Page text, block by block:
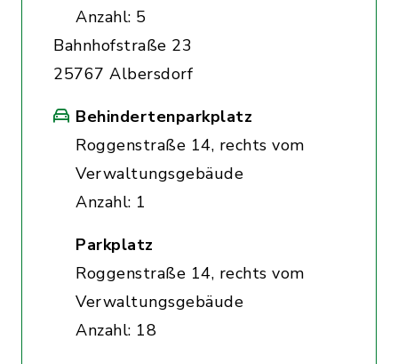
Anzahl: 5
Bahnhofstraße 23
25767 Albersdorf
Behindertenparkplatz
Roggenstraße 14, rechts vom
Verwaltungsgebäude
Anzahl: 1
Parkplatz
Roggenstraße 14, rechts vom
Verwaltungsgebäude
Anzahl: 18